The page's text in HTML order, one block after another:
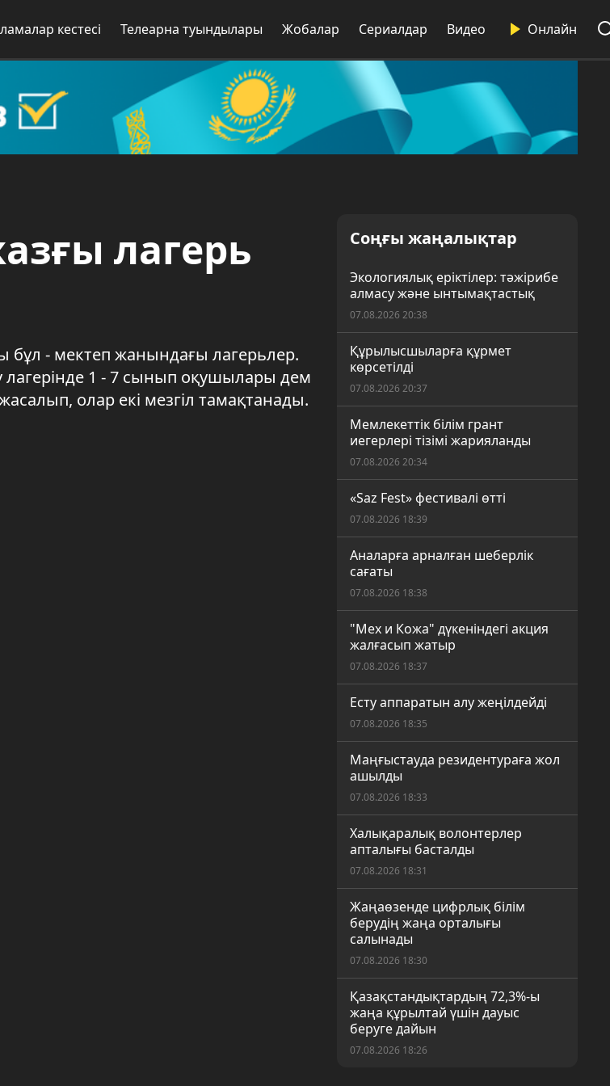
кестесі Телеарна туындылары Жобалар Сериалдар Видео Онлайн
лагерь
бұл - мектеп жанындағы лагерьлер.
1 - 7 сынып оқушылары дем
олар екі мезгіл тамақтанады.
Соңғы жаңалықтар
Экологиялық еріктілер: тәжірибе
алмасу және ынтымақтастық
07.08.2026 20:38
Құрылысшыларға құрмет
көрсетілді
07.08.2026 20:37
Мемлекеттік білім грант
иегерлері тізімі жарияланды
07.08.2026 20:34
«Saz Fest» фестивалі өтті
07.08.2026 18:39
Аналарға арналған шеберлік
сағаты
07.08.2026 18:38
"Мех и Кожа" дүкеніндегі акция
жалғасып жатыр
07.08.2026 18:37
Есту аппаратын алу жеңілдейді
07.08.2026 18:35
Маңғыстауда резидентураға жол
ашылды
07.08.2026 18:33
Халықаралық волонтерлер
апталығы басталды
07.08.2026 18:31
Жаңаөзенде цифрлық білім
берудің жаңа орталығы
салынады
07.08.2026 18:30
Қазақстандықтардың 72,3%-ы
жаңа құрылтай үшін дауыс
беруге дайын
07.08.2026 18:26